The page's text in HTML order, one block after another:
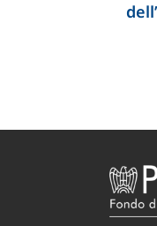
dell’infertilità